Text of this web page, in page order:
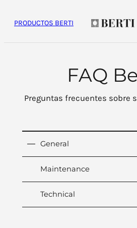
contenido
PRODUCTOS BERTI
FAQ
Preguntas frecuentes sobre
General
Maintenance
Technical